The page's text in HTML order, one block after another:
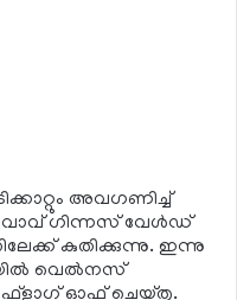
അവഗണിച്ച്
യുവാവ് ഗിന്നസ് വേള്‍ഡ്
കുതിക്കുന്നു. ഇന്നു
വെല്‍നസ്